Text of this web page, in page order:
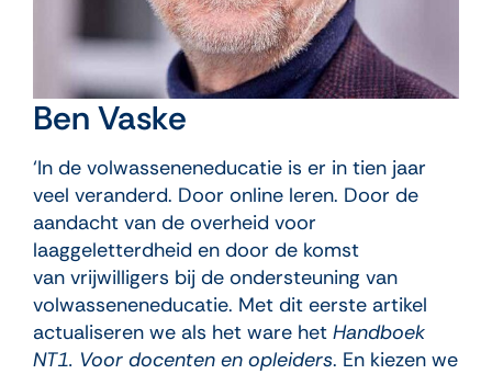
Ben Vaske
‘In de volwasseneneducatie is er in tien jaar
veel veranderd. Door online leren. Door de
aandacht van de overheid voor
laaggeletterdheid en door de komst
van vrijwilligers bij de ondersteuning van
volwasseneneducatie. Met dit eerste artikel
actualiseren we als het ware het Handboek
NT1. Voor docenten en opleiders. En kiezen we